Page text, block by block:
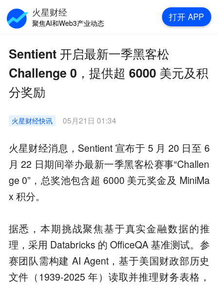
Sentient 开启最新一季黑客松
Challenge 0，提供超 6000 美元及积
分奖励
火星财经快讯 05月21日 01:34
火星财经消息，Sentient 宣布于 5 月 20 日至 6
月 22 日期间举办最新一季黑客松赛事“Challen
ge 0”，总奖池包含超 6000 美元奖金及 MiniMa
x 积分。
据悉，本期挑战聚焦基于真实金融数据的推
理，采用 Databricks 的 OfficeQA 基准测试。参
赛团队需构建 AI Agent，基于美国财政部历史
文件（1939-2025 年）读取并推理财务表格，
火星财经
聚焦AI和Web3产业动态
打开 APP